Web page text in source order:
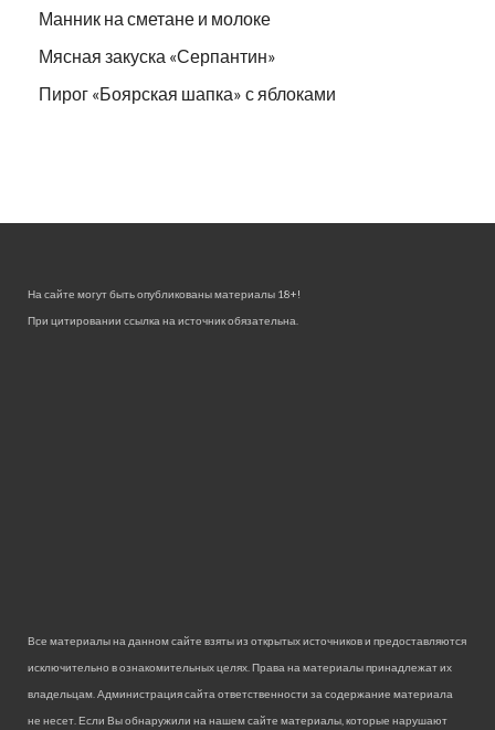
Манник на сметане и молоке
Мясная закуска «Серпантин»
Пирог «Боярская шапка» с яблоками
На сайте могут быть опубликованы материалы 18+!
При цитировании ссылка на источник обязательна.
Все материалы на данном сайте взяты из открытых источников и предоставляются
исключительно в ознакомительных целях. Права на материалы принадлежат их
владельцам. Администрация сайта ответственности за содержание материала
не несет. Если Вы обнаружили на нашем сайте материалы, которые нарушают